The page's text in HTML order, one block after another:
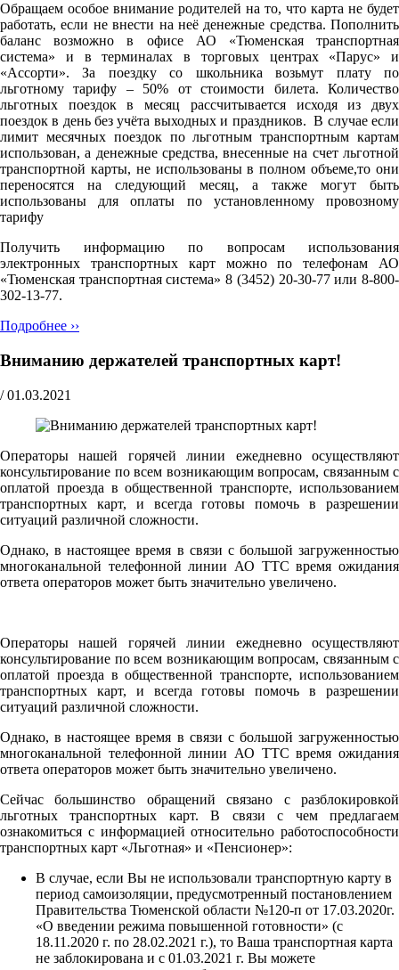
Обращаем особое внимание родителей на то, что карта не будет
работать, если не внести на неё денежные средства. Пополнить
баланс возможно в офисе АО «Тюменская транспортная
система» и в терминалах в торговых центрах «Парус» и
«Ассорти». За поездку со школьника возьмут плату по
льготному тарифу – 50% от стоимости билета. Количество
льготных поездок в месяц рассчитывается исходя из двух
поездок в день без учёта выходных и праздников. В случае если
лимит месячных поездок по льготным транспортным картам
использован, а денежные средства, внесенные на счет льготной
транспортной карты, не использованы в полном объеме,то они
переносятся на следующий месяц, а также могут быть
использованы для оплаты по установленному провозному
тарифу
Получить информацию по вопросам использования
электронных транспортных карт можно по телефонам АО
«Тюменская транспортная система» 8 (3452) 20-30-77 или 8-800-
302-13-77.
Подробнее ››
Вниманию держателей транспортных карт!
/ 01.03.2021
Операторы нашей горячей линии ежедневно осуществляют
консультирование по всем возникающим вопросам, связанным с
оплатой проезда в общественной транспорте, использованием
транспортных карт, и всегда готовы помочь в разрешении
ситуаций различной сложности.
Однако, в настоящее время в связи с большой загруженностью
многоканальной телефонной линии АО ТТС время ожидания
ответа операторов может быть значительно увеличено.
Операторы нашей горячей линии ежедневно осуществляют
консультирование по всем возникающим вопросам, связанным с
оплатой проезда в общественной транспорте, использованием
транспортных карт, и всегда готовы помочь в разрешении
ситуаций различной сложности.
Однако, в настоящее время в связи с большой загруженностью
многоканальной телефонной линии АО ТТС время ожидания
ответа операторов может быть значительно увеличено.
Сейчас большинство обращений связано с разблокировкой
льготных транспортных карт. В связи с чем предлагаем
ознакомиться с информацией относительно работоспособности
транспортных карт «Льготная» и «Пенсионер»:
В случае, если Вы не использовали транспортную карту в
период самоизоляции, предусмотренный постановлением
Правительства Тюменской области №120-п от 17.03.2020г.
«О введении режима повышенной готовности» (с
18.11.2020 г. по 28.02.2021 г.), то Ваша транспортная карта
не заблокирована и с 01.03.2021 г. Вы можете